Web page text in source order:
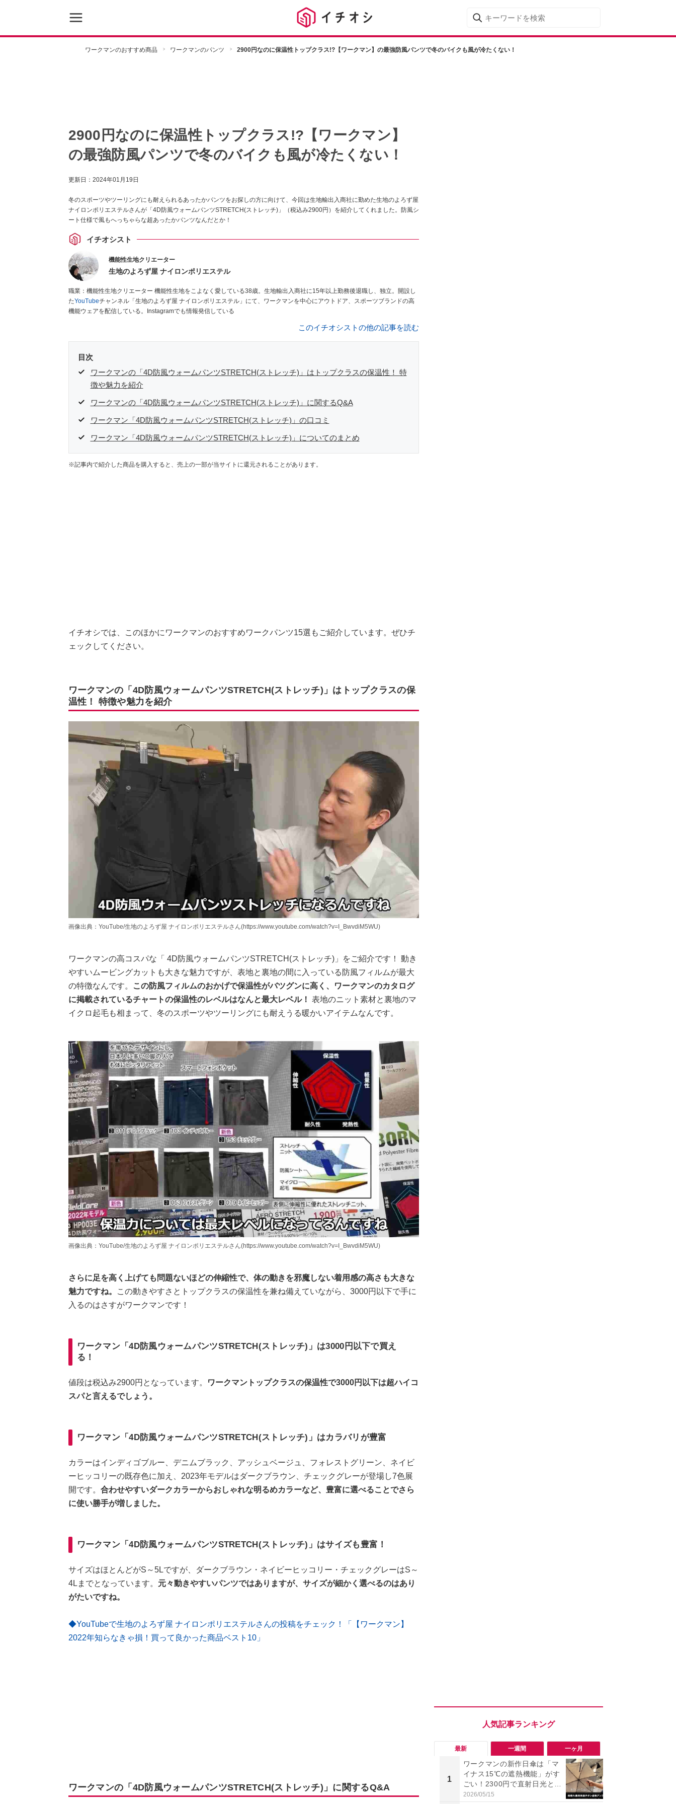
ワークマンのおすすめ商品 ワークマンのパンツ 2900円なのに保温性トップクラス!?【ワークマン】の最強防風パンツで冬のバイクも風が冷たくない！
2900円なのに保温性トップクラス!?【ワークマン】
の最強防風パンツで冬のバイクも風が冷たくない！
更新日： 2024年01月19日
冬のスポーツやツーリングにも耐えられるあったかパンツをお探しの方に向けて、今回は生地輸出入商社に勤めた生地のよろず屋
ナイロンポリエステルさんが「4D防風ウォームパンツSTRETCH(ストレッチ)」（税込み2900円）を紹介してくれました。防風シ
ート仕様で風もへっちゃらな超あったかパンツなんだとか！
イチオシスト
機能性生地クリエーター
生地のよろず屋 ナイロンポリエステル
職業：機能性生地クリエーター 機能性生地をこよなく愛している38歳。生地輸出入商社に15年以上勤務後退職し、独立。開設し
たYouTubeチャンネル「生地のよろず屋 ナイロンポリエステル」にて、ワークマンを中心にアウトドア、スポーツブランドの高
機能ウェアを配信している。Instagramでも情報発信している
このイチオシストの他の記事を読む
目次
ワークマンの「4D防風ウォームパンツSTRETCH(ストレッチ)」はトップクラスの保温性！ 特
徴や魅力を紹介
ワークマンの「4D防風ウォームパンツSTRETCH(ストレッチ)」に関するQ&A
ワークマン「4D防風ウォームパンツSTRETCH(ストレッチ)」の口コミ
ワークマン「4D防風ウォームパンツSTRETCH(ストレッチ)」についてのまとめ
※記事内で紹介した商品を購入すると、売上の一部が当サイトに還元されることがあります。
イチオシでは、このほかにワークマンのおすすめワークパンツ15選もご紹介しています。ぜひチ
ェックしてください。
ワークマンの「4D防風ウォームパンツSTRETCH(ストレッチ)」はトップクラスの保
温性！ 特徴や魅力を紹介
画像出典：YouTube/生地のよろず屋 ナイロンポリエステルさん(https://www.youtube.com/watch?v=I_BwvdiM5WU)
ワークマンの高コスパな「 4D防風ウォームパンツSTRETCH(ストレッチ)」をご紹介です！ 動き
やすいムービングカットも大きな魅力ですが、表地と裏地の間に入っている防風フィルムが最大
の特徴なんです。
この防風フィルムのおかげで保温性がバツグンに高く、ワークマンのカタログ
に掲載されているチャートの保温性のレベルはなんと最大レベル！ 表地のニット素材と裏地のマ
イクロ起毛も相まって、冬のスポーツやツーリングにも耐えうる暖かいアイテムなんです。
画像出典：YouTube/生地のよろず屋 ナイロンポリエステルさん(https://www.youtube.com/watch?v=I_BwvdiM5WU)
さらに足を高く上げても問題ないほどの伸縮性で、体の動きを邪魔しない着用感の高さも大きな
魅力ですね。
この動きやすさとトップクラスの保温性を兼ね備えていながら、3000円以下で手に
入るのはさすがワークマンです！
ワークマン「4D防風ウォームパンツSTRETCH(ストレッチ)」は3000円以下で買え
る！
値段は税込み2900円となっています。
ワークマントップクラスの保温性で3000円以下は超ハイコ
スパと言えるでしょう。
ワークマン「4D防風ウォームパンツSTRETCH(ストレッチ)」はカラバリが豊富
カラーはインディゴブルー、デニムブラック、アッシュベージュ、フォレストグリーン、ネイビ
ーヒッコリーの既存色に加え、2023年モデルはダークブラウン、チェックグレーが登場し7色展
開です。 合わせやすいダークカラーからおしゃれな明るめカラーなど、豊富に選べることでさら
に使い勝手が増しました。
ワークマン「4D防風ウォームパンツSTRETCH(ストレッチ)」はサイズも豊富！
サイズはほとんどがS～5Lですが、ダークブラウン・ネイビーヒッコリー・チェックグレーはS～
4Lまでとなっています。 元々動きやすいパンツではありますが、サイズが細かく選べるのはあり
がたいですね。
◆YouTubeで生地のよろず屋 ナイロンポリエステルさんの投稿をチェック！「【ワークマン】
2022年知らなきゃ損！買って良かった商品ベスト10」
ワークマンの「4D防風ウォームパンツSTRETCH(ストレッチ)」に関するQ&A
最新 一週間 一ヶ月
1
ワークマンの新作日傘は「マ
イナス15℃の遮熱機能」がす
ごい！2300円で直射日光と路
面熱をダブルでガード
2026/05/15